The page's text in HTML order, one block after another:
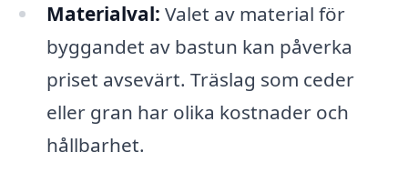
Materialval: Valet av material för
byggandet av bastun kan påverka
priset avsevärt. Träslag som ceder
eller gran har olika kostnader och
hållbarhet.